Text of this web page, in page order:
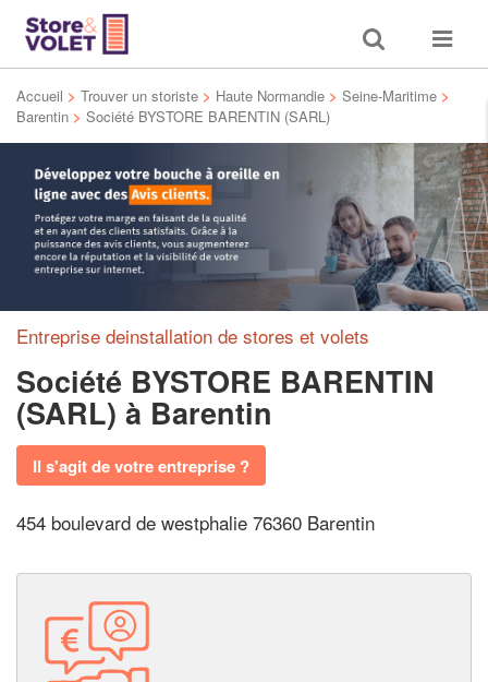
Toggle
search
Toggle
Accueil > Trouver un storiste > Haute Normandie > Seine-Maritime >
Barentin > Société BYSTORE BARENTIN (SARL)
Entreprise deinstallation de stores et volets
Société BYSTORE BARENTIN
(SARL) à Barentin
Il s'agit de votre entreprise ?
454 boulevard de westphalie 76360 Barentin